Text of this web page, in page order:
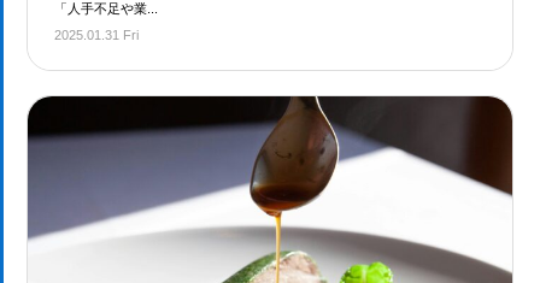
「人手不足や業...
2025.01.31 Fri